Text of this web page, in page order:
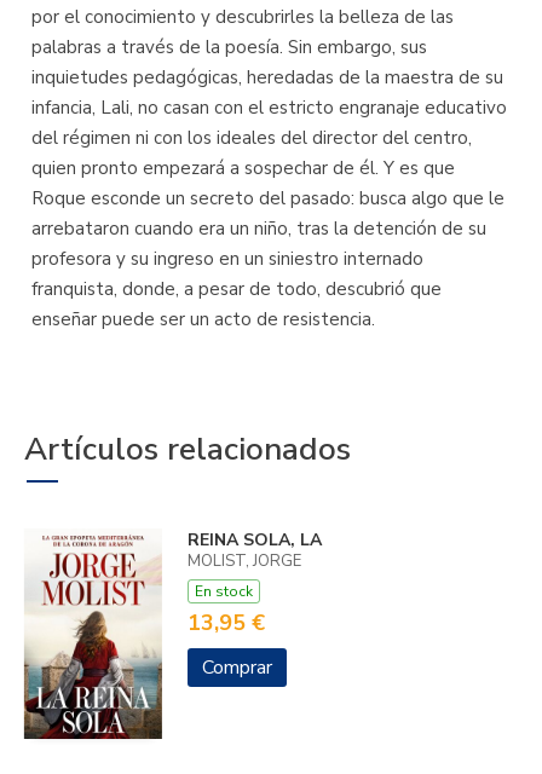
por el conocimiento y descubrirles la belleza de las
palabras a través de la poesía. Sin embargo, sus
inquietudes pedagógicas, heredadas de la maestra de su
infancia, Lali, no casan con el estricto engranaje educativo
del régimen ni con los ideales del director del centro,
quien pronto empezará a sospechar de él. Y es que
Roque esconde un secreto del pasado: busca algo que le
arrebataron cuando era un niño, tras la detención de su
profesora y su ingreso en un siniestro internado
franquista, donde, a pesar de todo, descubrió que
enseñar puede ser un acto de resistencia.
Artículos relacionados
REINA SOLA, LA
MOLIST, JORGE
En stock
13,95 €
Comprar